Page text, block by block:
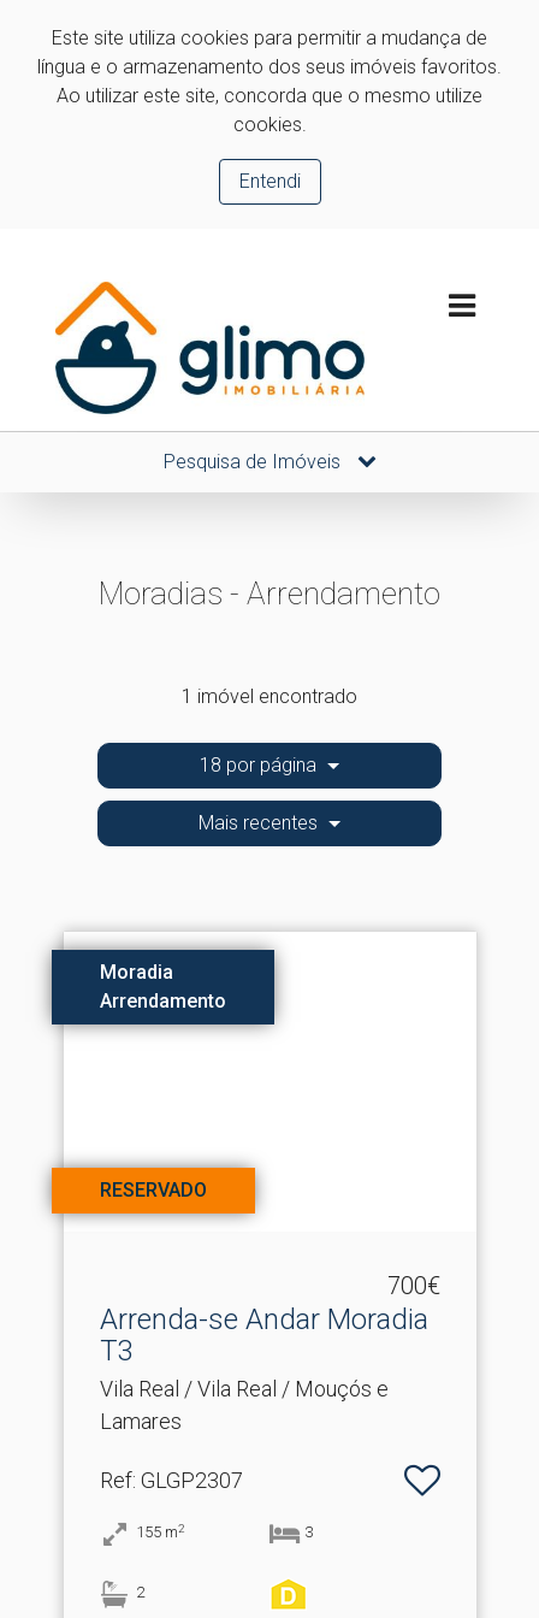
Este site utiliza cookies para permitir a mudança de
língua e o armazenamento dos seus imóveis favoritos.
Ao utilizar este site, concorda que o mesmo utilize
cookies.
Entendi
Pesquisa de Imóveis
Moradias - Arrendamento
1 imóvel encontrado
18 por página
Mais recentes
Moradia
Arrendamento
RESERVADO
700€
Arrenda-se Andar Moradia
T3
Vila Real / Vila Real / Mouçós e
Lamares
Ref: GLGP2307
155 m2 3
2